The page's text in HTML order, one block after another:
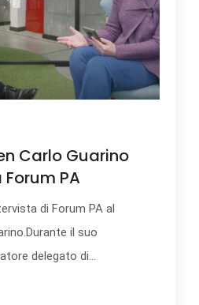
Carlo Guarino
PA
di Forum PA al
il suo
delegato di...